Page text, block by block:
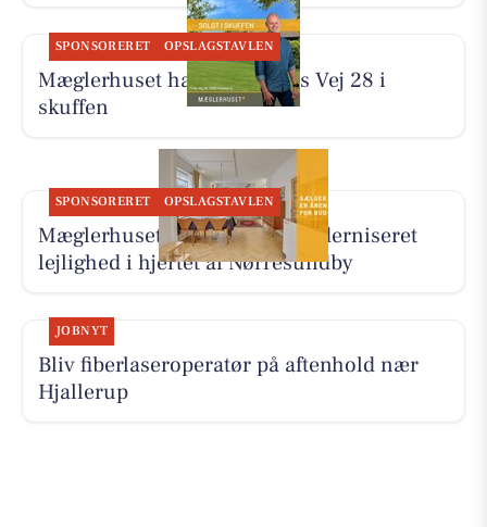
SPONSORERET OPSLAGSTAVLEN
Mæglerhuset har solgt Tines Vej 28 i
skuffen
SPONSORERET OPSLAGSTAVLEN
Mæglerhuset præsenterer moderniseret
lejlighed i hjertet af Nørresundby
JOBNYT
Bliv fiberlaseroperatør på aftenhold nær
Hjallerup